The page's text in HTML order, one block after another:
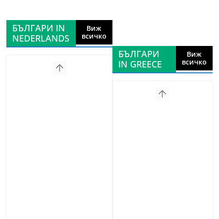
БЪЛГАРИ IN
NEDERLANDS
Виж
всичко
БЪЛГАРИ
IN GREECE
Виж
всичко